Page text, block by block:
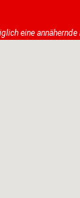
eine